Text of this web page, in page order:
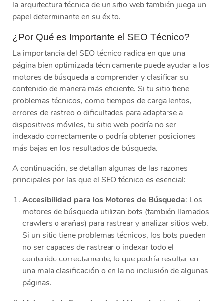
la arquitectura técnica de un sitio web también juega un
papel determinante en su éxito.
¿Por Qué es Importante el SEO Técnico?
La importancia del SEO técnico radica en que una
página bien optimizada técnicamente puede ayudar a los
motores de búsqueda a comprender y clasificar su
contenido de manera más eficiente. Si tu sitio tiene
problemas técnicos, como tiempos de carga lentos,
errores de rastreo o dificultades para adaptarse a
dispositivos móviles, tu sitio web podría no ser
indexado correctamente o podría obtener posiciones
más bajas en los resultados de búsqueda.
A continuación, se detallan algunas de las razones
principales por las que el SEO técnico es esencial:
Accesibilidad para los Motores de Búsqueda: Los
motores de búsqueda utilizan bots (también llamados
crawlers o arañas) para rastrear y analizar sitios web.
Si un sitio tiene problemas técnicos, los bots pueden
no ser capaces de rastrear o indexar todo el
contenido correctamente, lo que podría resultar en
una mala clasificación o en la no inclusión de algunas
páginas.